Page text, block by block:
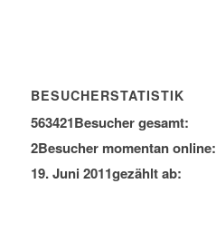
BESUCHERSTATISTIK
563421Besucher gesamt:
2Besucher momentan online:
19. Juni 2011gezählt ab: